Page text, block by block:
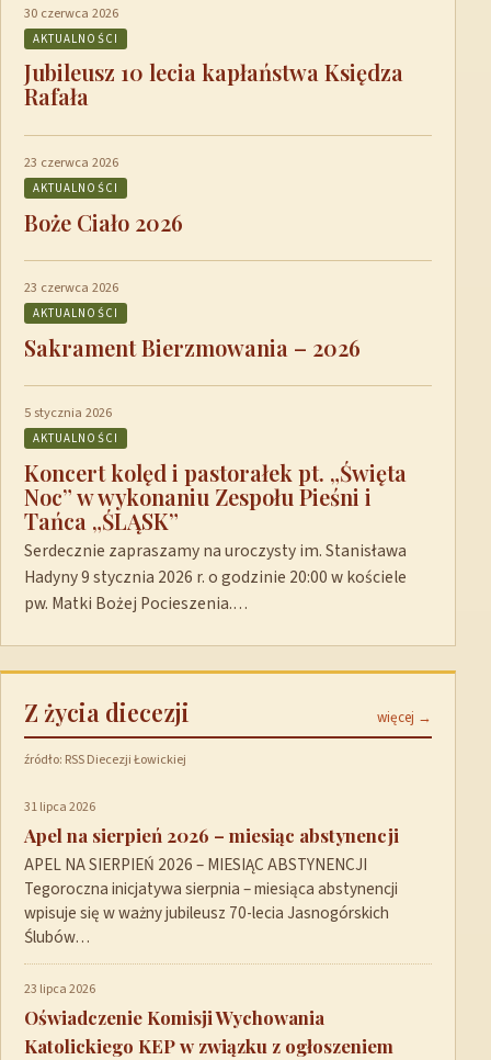
30 czerwca 2026
AKTUALNOŚCI
Jubileusz 10 lecia kapłaństwa Księdza
Rafała
23 czerwca 2026
AKTUALNOŚCI
Boże Ciało 2026
23 czerwca 2026
AKTUALNOŚCI
Sakrament Bierzmowania – 2026
5 stycznia 2026
AKTUALNOŚCI
Koncert kolęd i pastorałek pt. „Święta
Noc” w wykonaniu Zespołu Pieśni i
Tańca „ŚLĄSK”
Serdecznie zapraszamy na uroczysty im. Stanisława
Hadyny 9 stycznia 2026 r. o godzinie 20:00 w kościele
pw. Matki Bożej Pocieszenia.…
Z życia diecezji więcej →
źródło: RSS Diecezji Łowickiej
31 lipca 2026
Apel na sierpień 2026 – miesiąc abstynencji
APEL NA SIERPIEŃ 2026 – MIESIĄC ABSTYNENCJI
Tegoroczna inicjatywa sierpnia – miesiąca abstynencji
wpisuje się w ważny jubileusz 70-lecia Jasnogórskich
Ślubów…
23 lipca 2026
Oświadczenie Komisji Wychowania
Katolickiego KEP w związku z ogłoszeniem